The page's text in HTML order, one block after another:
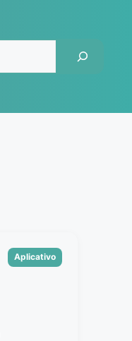
Categorias
Aplicativo